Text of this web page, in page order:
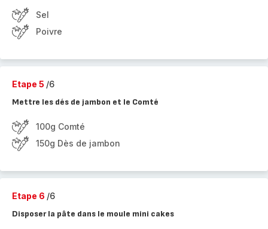
Sel
Poivre
Etape 5 /6
Mettre les dés de jambon et le Comté
100g Comté
150g Dès de jambon
Etape 6 /6
Disposer la pâte dans le moule mini cakes